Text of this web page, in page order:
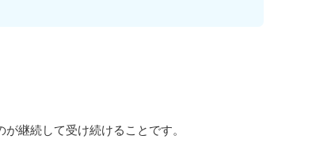
継続して受け続けることです。